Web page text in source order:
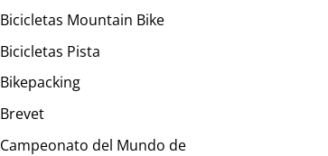
Bicicletas Mountain Bike
Bicicletas Pista
Bikepacking
Brevet
Campeonato del Mundo de